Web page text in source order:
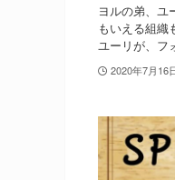
ヨルの弟、ユ
もいえる組織
ユーリが、フ
2020年7月16